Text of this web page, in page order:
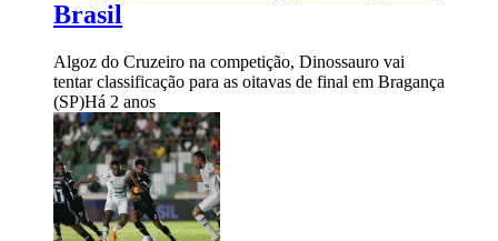
Brasil
Algoz do Cruzeiro na competição, Dinossauro vai
tentar classificação para as oitavas de final em Bragança
(SP)Há 2 anos